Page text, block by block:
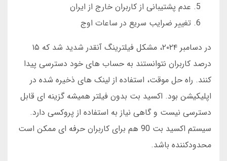
عدم پشتیبانی از کاربران خارج از ایران
تغییر ضرایب سریع در ساعات اوج
در دسامبر ۲۰۲۴، مشکل فیلترینگ آنقدر شدید شد که ۱۵
درصد کاربران نتوانستند به حساب های خود دسترسی پیدا
کنند. راه حل موقت، استفاده از لینک های ذخیره شده در
اپلیکیشن بود. اکسید بت بدون فیلتر همیشه گزینه ای قابل
دسترسی نیست و گاهی نیاز به استفاده از پروکسی دارد.
سیستم اکسید بت 90 هم برای کاربران حرفه ای ممکن است
محدودکننده باشد.